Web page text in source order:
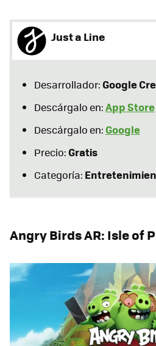
Just a Line
Desarrollador:Google
Descárgalo en:App Store
Descárgalo en: Google
Precio:Gratis
Categoría:
Angry Birds AR: Isle of